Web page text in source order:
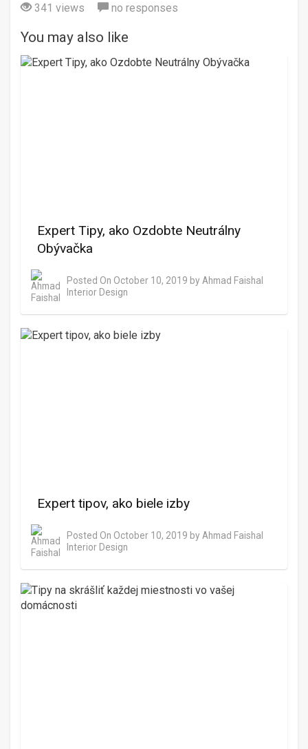
341 views
no responses
You may also like
Expert Tipy, ako Ozdobte Neutrálny
Obývačka
Posted On October 10, 2019 by Ahmad Faishal
Interior Design
Expert tipov, ako biele izby
Posted On October 10, 2019 by Ahmad Faishal
Interior Design